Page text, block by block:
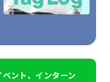
ント、インターン